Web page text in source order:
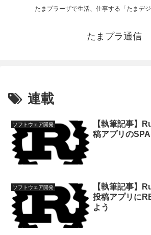
たまプラーザで生活、仕事する「たまデジ
たまプラ通信
連載
ソフトウェア開発
【執筆記事】
稿アプリの
ソフトウェア開発
【執筆記事】
投稿アプリに
よう